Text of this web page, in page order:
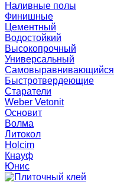
Наливные полы
Финишные
Цементный
Водостойкий
Высокопрочный
Универсальный
Самовыравнивающийся
Быстротвердеющие
Старатели
Weber Vetonit
Основит
Волма
Литокол
Holcim
Кнауф
Юнис